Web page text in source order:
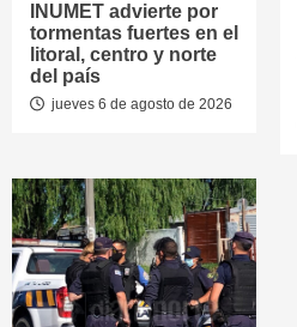
INUMET advierte por
tormentas fuertes en el
litoral, centro y norte
del país
jueves 6 de agosto de 2026